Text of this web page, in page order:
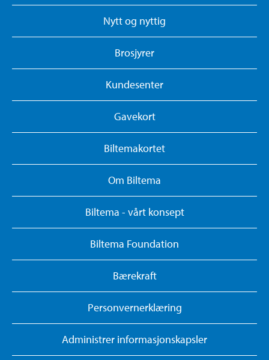
Nytt og nyttig
Brosjyrer
Kundesenter
Gavekort
Biltemakortet
Om Biltema
Biltema - vårt konsept
Biltema Foundation
Bærekraft
Personvernerklæring
Administrer informasjonskapsler